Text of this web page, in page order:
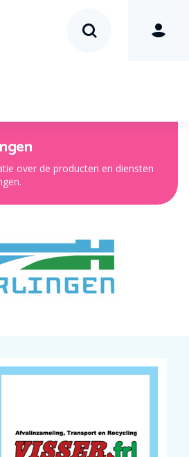
over de producten en diensten